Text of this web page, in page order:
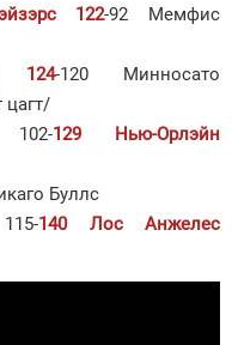
122-92 Мемфис
124-120 Минносато
102-129 Нью-Орлэйн
Буллс
140 Лос Анжелес